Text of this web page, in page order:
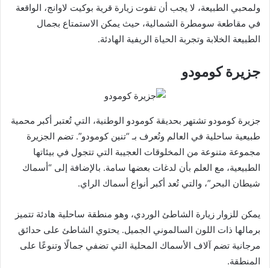
ولمحبي الطبيعة، لا يجب أن تفوت زيارة قرية بوكيت لاوانج، الواقعة
في مقاطعة سومطرة الشمالية، حيث يمكن الاستمتاع بجمال
الطبيعة الخلابة وتجربة الحياة الريفية الهادئة.
جزيرة كومودو
جزيرة كومودو تشتهر بحديقة كومودو الوطنية، التي تُعتبر أكبر محمية
طبيعية ساحلية في العالم وتُعرف بـ “تنين كومودو”. تضم الجزيرة
مجموعة متنوعة من المخلوقات العجيبة التي تتجول في بيئاتها
الطبيعية، مع العلم بأن لدغات بعضها سامة. بالإضافة إلى “أسماك
شيطان البحر”، والتي تُعد أكبر أنواع أسماك الراي.
يمكن للزوار زيارة الشاطئ الوردي، وهو منطقة ساحلية هادئة تتميز
برمالها ذات اللون السالموني الجميل. يحتوي الشاطئ على حدائق
مرجانية تضم آلاف الأسماك المحلية التي تضفي جمالًا وتنوعًا على
المنطقة.